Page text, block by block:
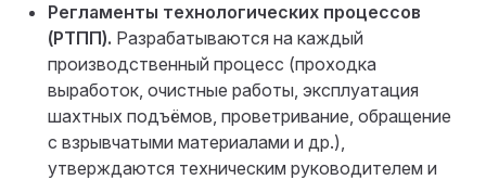
Регламенты технологических процессов
(РТПП). Разрабатываются на каждый
производственный процесс (проходка
выработок, очистные работы, эксплуатация
шахтных подъёмов, проветривание, обращение
с взрывчатыми материалами и др.),
утверждаются техническим руководителем и